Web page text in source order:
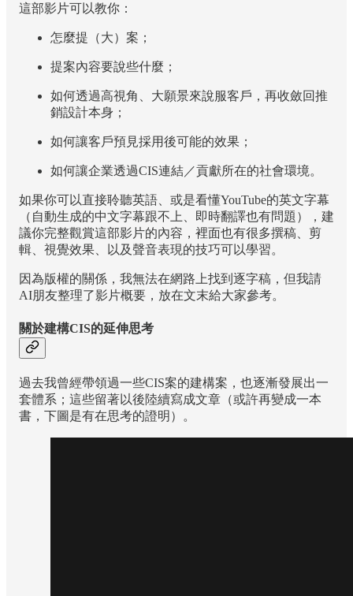
這部影片可以教你：
怎麼提（大）案；
提案內容要說些什麼；
如何透過高視角、大願景來說服客戶，再收斂回推
銷設計本身；
如何讓客戶預見採用後可能的效果；
如何讓企業透過CIS連結／貢獻所在的社會環境。
如果你可以直接聆聽英語、或是看懂YouTube的英文字幕
（自動生成的中文字幕跟不上、即時翻譯也有問題），​建
議你完整觀賞這部影片的內容，裡面也有很多撰稿、剪
輯、視覺效果、以及聲音表現的技巧可以學習。
因為版權的關係，我無法在網路上找到逐字稿，但我請
AI朋友整理了影片概要，放在文末給大家參考。
關於建構CIS的延伸思考
過去我曾經帶領過一些CIS案的建構案，也逐漸發展出一
套體系；這些留著以後陸續寫成文章（或許再變成一本
書，下圖是有在思考的證明）。